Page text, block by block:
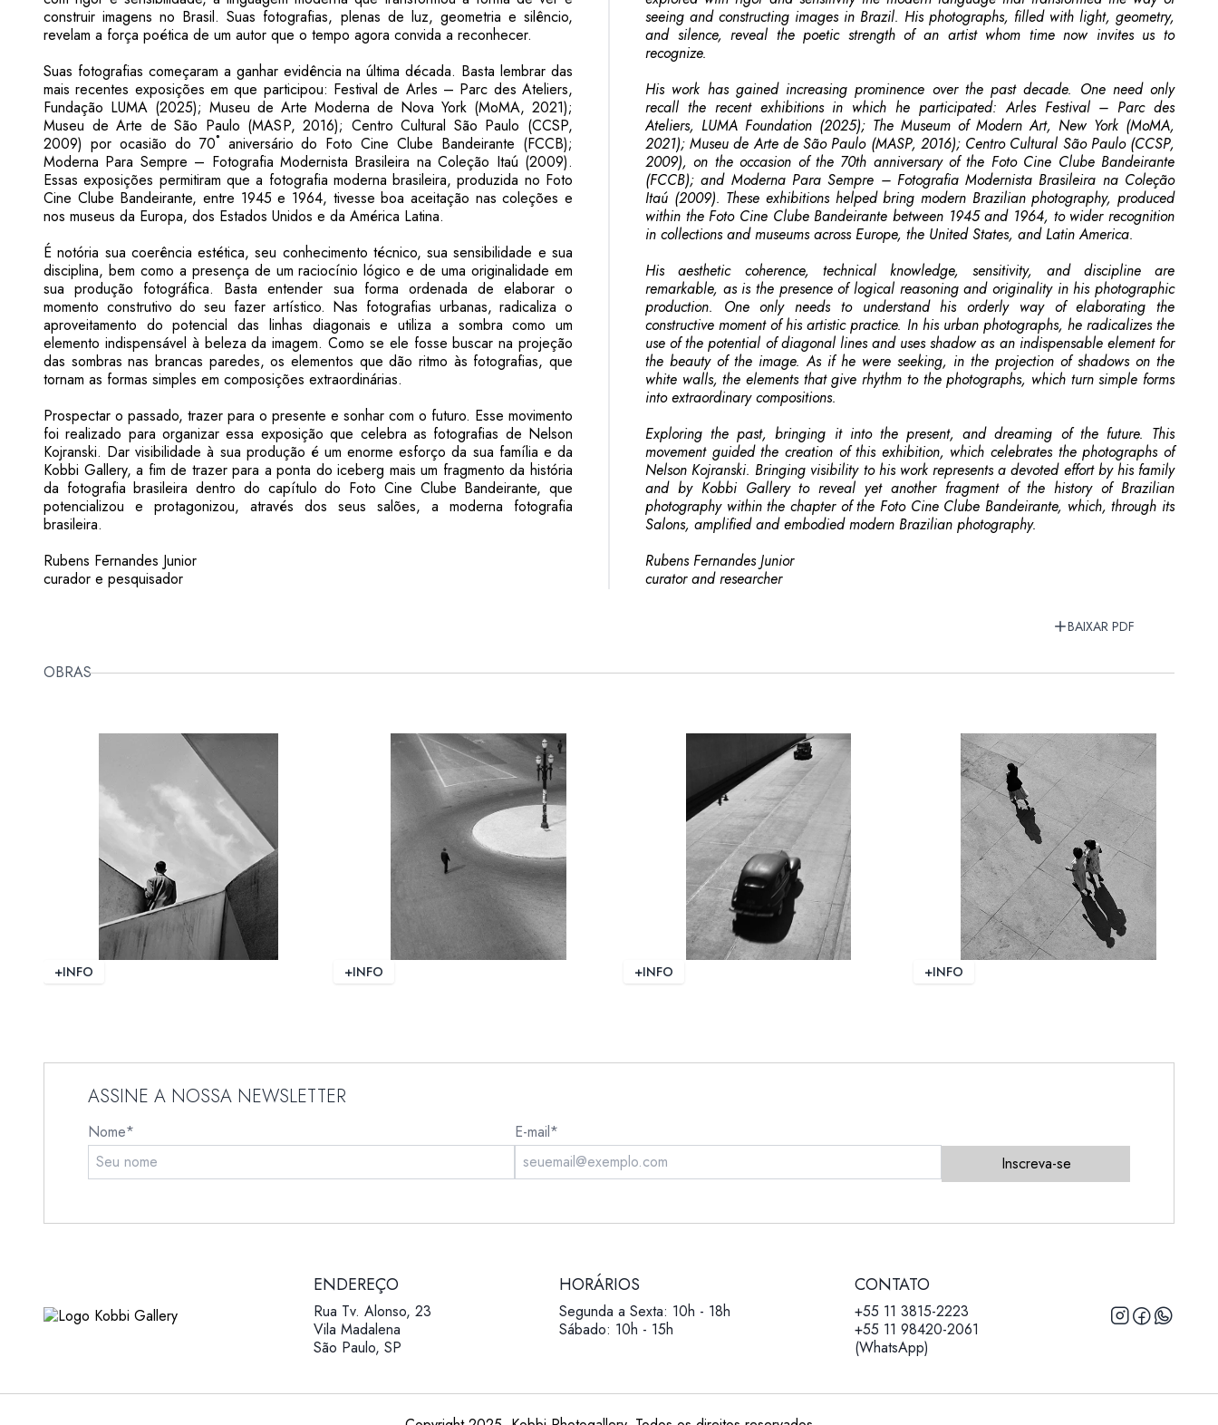
construir imagens no Brasil. Suas fotografias, plenas de luz, geometria e silêncio,
revelam a força poética de um autor que o tempo agora convida a reconhecer.
Suas fotografias começaram a ganhar evidência na última década. Basta lembrar das
mais recentes exposições em que participou: Festival de Arles – Parc des Ateliers,
Fundação LUMA (2025); Museu de Arte Moderna de Nova York (MoMA, 2021);
Museu de Arte de São Paulo (MASP, 2016); Centro Cultural São Paulo (CCSP,
2009) por ocasião do 70˚ aniversário do Foto Cine Clube Bandeirante (FCCB);
Moderna Para Sempre – Fotografia Modernista Brasileira na Coleção Itaú (2009).
Essas exposições permitiram que a fotografia moderna brasileira, produzida no Foto
Cine Clube Bandeirante, entre 1945 e 1964, tivesse boa aceitação nas coleções e
nos museus da Europa, dos Estados Unidos e da América Latina.
É notória sua coerência estética, seu conhecimento técnico, sua sensibilidade e sua
disciplina, bem como a presença de um raciocínio lógico e de uma originalidade em
sua produção fotográfica. Basta entender sua forma ordenada de elaborar o
momento construtivo do seu fazer artístico. Nas fotografias urbanas, radicaliza o
aproveitamento do potencial das linhas diagonais e utiliza a sombra como um
elemento indispensável à beleza da imagem. Como se ele fosse buscar na projeção
das sombras nas brancas paredes, os elementos que dão ritmo às fotografias, que
tornam as formas simples em composições extraordinárias.
Prospectar o passado, trazer para o presente e sonhar com o futuro. Esse movimento
foi realizado para organizar essa exposição que celebra as fotografias de Nelson
Kojranski. Dar visibilidade à sua produção é um enorme esforço da sua família e da
Kobbi Gallery, a fim de trazer para a ponta do iceberg mais um fragmento da história
da fotografia brasileira dentro do capítulo do Foto Cine Clube Bandeirante, que
potencializou e protagonizou, através dos seus salões, a moderna fotografia
brasileira.
Rubens Fernandes Junior
curador e pesquisador
seeing and constructing images in Brazil. His photographs, filled with light, geometry,
and silence, reveal the poetic strength of an artist whom time now invites us to
recognize.
His work has gained increasing prominence over the past decade. One need only
recall the recent exhibitions in which he participated: Arles Festival – Parc des
Ateliers, LUMA Foundation (2025); The Museum of Modern Art, New York (MoMA,
2021); Museu de Arte de São Paulo (MASP, 2016); Centro Cultural São Paulo (CCSP,
2009), on the occasion of the 70th anniversary of the Foto Cine Clube Bandeirante
(FCCB); and Moderna Para Sempre – Fotografia Modernista Brasileira na Coleção
Itaú (2009). These exhibitions helped bring modern Brazilian photography, produced
within the Foto Cine Clube Bandeirante between 1945 and 1964, to wider recognition
in collections and museums across Europe, the United States, and Latin America.
His aesthetic coherence, technical knowledge, sensitivity, and discipline are
remarkable, as is the presence of logical reasoning and originality in his photographic
production. One only needs to understand his orderly way of elaborating the
constructive moment of his artistic practice. In his urban photographs, he radicalizes the
use of the potential of diagonal lines and uses shadow as an indispensable element for
the beauty of the image. As if he were seeking, in the projection of shadows on the
white walls, the elements that give rhythm to the photographs, which turn simple forms
into extraordinary compositions.
Exploring the past, bringing it into the present, and dreaming of the future. This
movement guided the creation of this exhibition, which celebrates the photographs of
Nelson Kojranski. Bringing visibility to his work represents a devoted effort by his family
and by Kobbi Gallery to reveal yet another fragment of the history of Brazilian
photography within the chapter of the Foto Cine Clube Bandeirante, which, through its
Salons, amplified and embodied modern Brazilian photography.
Rubens Fernandes Junior
curator and researcher
BAIXAR PDF
OBRAS
+INFO +INFO +INFO +INFO
ASSINE A NOSSA NEWSLETTER
Nome*
E-mail*
Inscreva-se
ENDEREÇO
Rua Tv. Alonso, 23
Vila Madalena
São Paulo, SP
HORÁRIOS
Segunda a Sexta: 10h - 18h
Sábado: 10h - 15h
CONTATO
+55 11 3815-2223
+55 11 98420-2061
(WhatsApp)